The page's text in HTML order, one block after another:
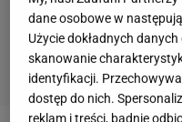
dane osobowe w
Użycie dokładnych
skanowanie
identyfikacji.
dostęp do nich.
reklam i treści, badnie